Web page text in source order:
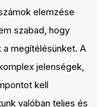
elemzése
szabad, hogy
a megítélésünket. A
jelenségek,
kell
valóban teljes és